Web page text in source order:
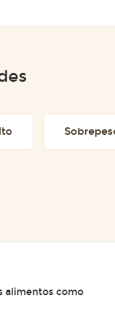
alimentos como